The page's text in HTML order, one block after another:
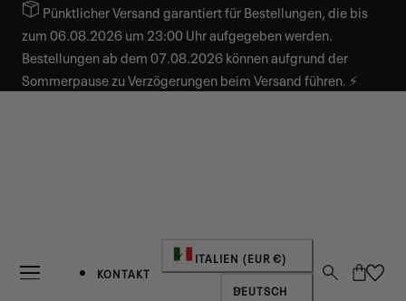
SPRINGEN
Pünktlicher Versand garantiert für Bestellungen, die bis
zum 06.08.2026 um 23:00 Uhr aufgegeben werden.
Bestellungen ab dem 07.08.2026 können aufgrund der
Sommerpause zu Verzögerungen beim Versand führen. ⚡
KONTAKT
Land/Region
ITALIEN (EUR €)
Sprache
DEUTSCH
Warenkorb